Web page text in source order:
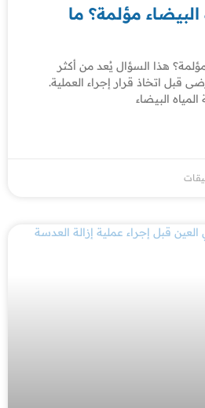
مؤلمة؟ ما
هذا السؤال يُعد من أكثر
قبل اتخاذ قرار إجراء العملية.
البيضاء